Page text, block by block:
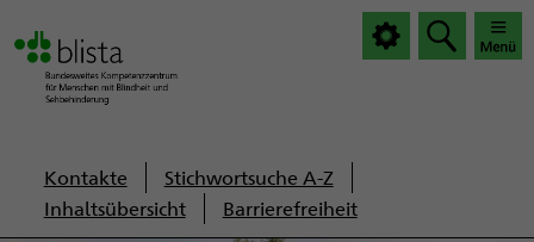
Servicenavigation
Kontakte
Stichwortsuche A-Z
Inhaltsübersicht
Barrierefreiheit